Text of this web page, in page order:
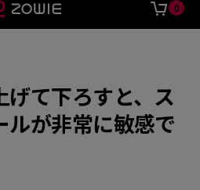
0
げて下ろすと、ス
ルが非常に敏感で